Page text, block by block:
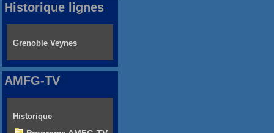
Historique lignes
Grenoble Veynes
AMFG-TV
Historique